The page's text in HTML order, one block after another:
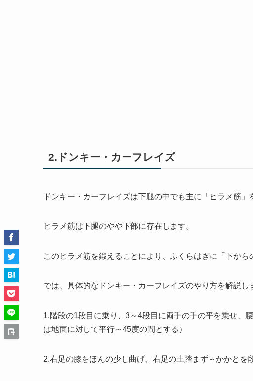
2.ドンキー・カーフレイズ
ドンキー・カーフレイズは下腿の中でも主に「ヒラメ筋」
ヒラメ筋は下腿のやや下部に存在します。
このヒラメ筋を鍛えることにより、ふくらはぎに「下から
では、具体的なドンキー・カーフレイズのやり方を解説し
1.階段の1段目に乗り、3～4段目に両手の手の平を乗せ、
は地面に対して平行～45度の間とする）
2.右足の膝をほんの少し曲げ、右足の土踏まず～かかとを